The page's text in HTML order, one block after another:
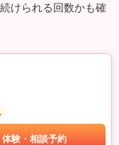
けられる回数かも確
体験・相談予約